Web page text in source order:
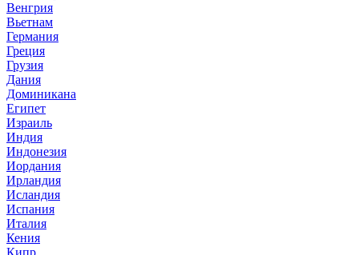
Венгрия
Вьетнам
Германия
Греция
Грузия
Дания
Доминикана
Египет
Израиль
Индия
Индонезия
Иордания
Ирландия
Исландия
Испания
Италия
Кения
Кипр